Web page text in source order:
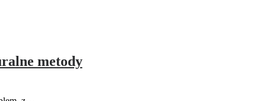
metody